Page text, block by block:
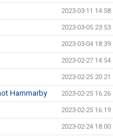
2023-03-11 14:58
2023-03-05 23:53
2023-03-04 18:39
2023-02-27 14:54
2023-02-25 20:21
Hammarby 2023-02-25 16:26
2023-02-25 16:19
2023-02-24 18:00